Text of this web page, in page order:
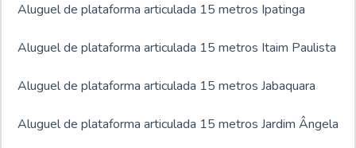
Aluguel de plataforma articulada 15 metros Ipatinga
Aluguel de plataforma articulada 15 metros Itaim Paulista
Aluguel de plataforma articulada 15 metros Jabaquara
Aluguel de plataforma articulada 15 metros Jardim Ângela